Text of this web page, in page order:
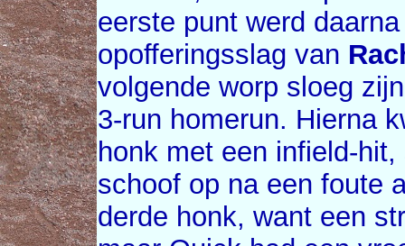
eerste punt werd
opofferingsslag van
volgende worp sloeg
3-run homerun. Hierna
honk met een infield-
schoof op na een foute
derde honk, want een